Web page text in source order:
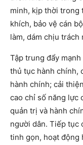
minh, kịp thời trong
khích, bảo vệ cán
làm, dám chịu
Tập trung đẩy
thủ tục hành chính,
hành chính; cải
cao chỉ số năng lực
quản trị và hành
người dân. Tiếp tục
tinh gọn, hoạt động